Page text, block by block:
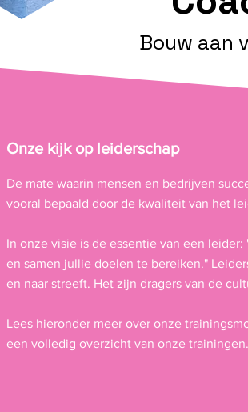
Bouw aan
Onze kijk op leiderschap
De mate waarin mensen en bedrijven
vooral bepaald door de kwaliteit van het
In onze visie is de essentie van een
en samen jullie doelen te bereiken."
en naar streeft. Het zijn dragers van de
Lees hieronder meer over onze
een volledig overzicht van onze trainingen.